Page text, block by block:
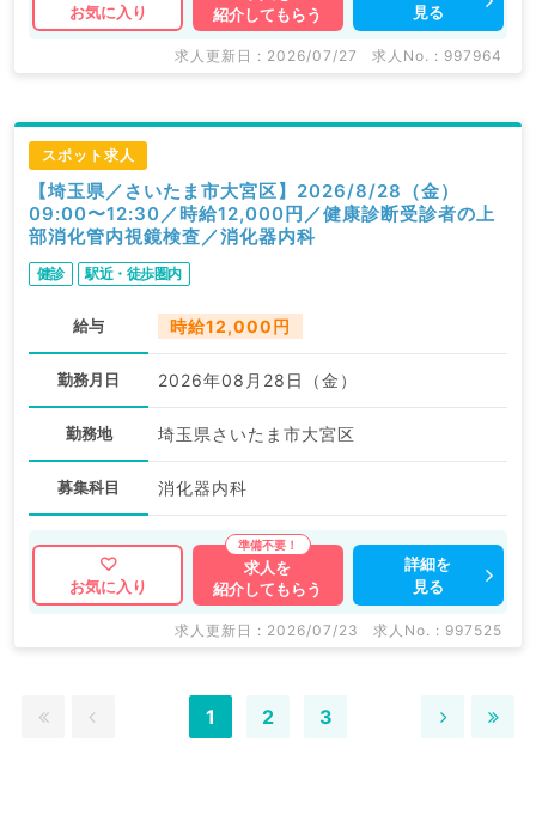
お気に入り
紹介してもらう
見る
求人更新日 : 2026/07/27 求人No. : 997964
スポット求人
【埼玉県／さいたま市大宮区】2026/8/28（金）
09:00〜12:30／時給12,000円／健康診断受診者の上
部消化管内視鏡検査／消化器内科
健診 駅近・徒歩圏内
給与 時給12,000円
勤務月日 2026年08月28日（金）
勤務地 埼玉県さいたま市大宮区
募集科目 消化器内科
お気に入り
求人を
紹介してもらう
詳細を
見る
求人更新日 : 2026/07/23 求人No. : 997525
1 2 3